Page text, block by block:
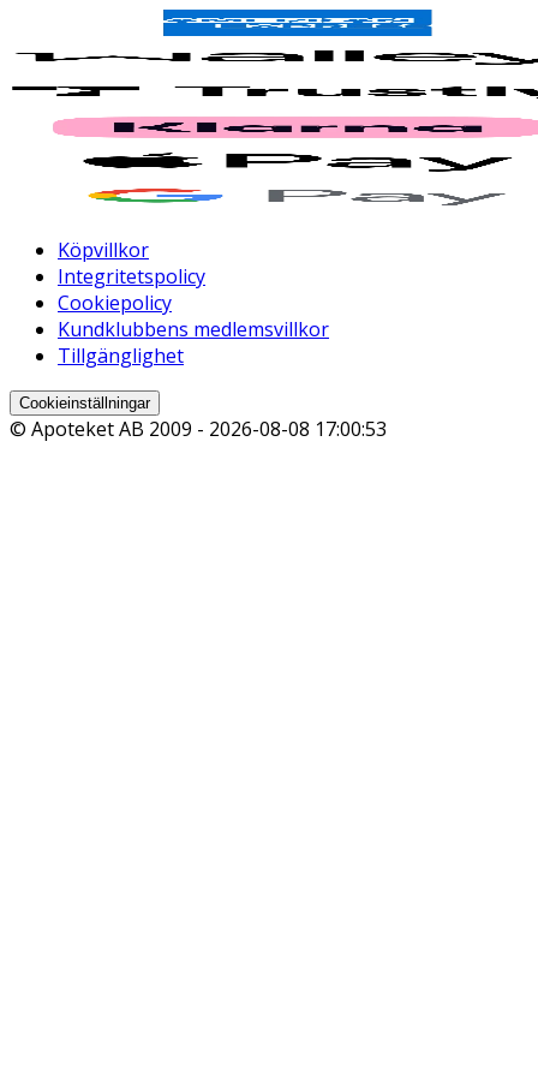
Köpvillkor
Integritetspolicy
Cookiepolicy
Kundklubbens medlemsvillkor
Tillgänglighet
Cookieinställningar
© Apoteket AB 2009 - 2026-08-08 17:00:53